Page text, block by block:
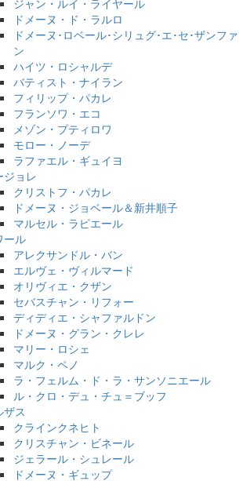
ドメーヌ・ド・ラルロ
ドメーヌ･ロベール･シリュグ･エ･セ･ザンファ
ン
ハイツ・ロシャルデ
バティスト・ナイラン
フィリップ・パカレ
フランソワ・エコ
メゾン・プティロワ
モロー・ノーデ
ラファエル・ギュイヨ
ジョレ
クリストフ・パカレ
ドメーヌ・ジョベール＆新井順子
マルセル・ラピエール
ール
アレクサンドル・バン
エルヴェ・ヴィルマード
オリヴィエ・クザン
セバスチャン・リフォー
ディディエ・シャファルドン
ドメーヌ・グラン・クレレ
マリー・ロシェ
マルク・ペノ
ラ・フェルム・ド・ラ・サンソニエール
ル・クロ・デュ・チュ＝ブッフ
ザス
クラインクネヒト
クリスチャン・ビネール
ジェラール・シュレール
ドメーヌ・ギュップ